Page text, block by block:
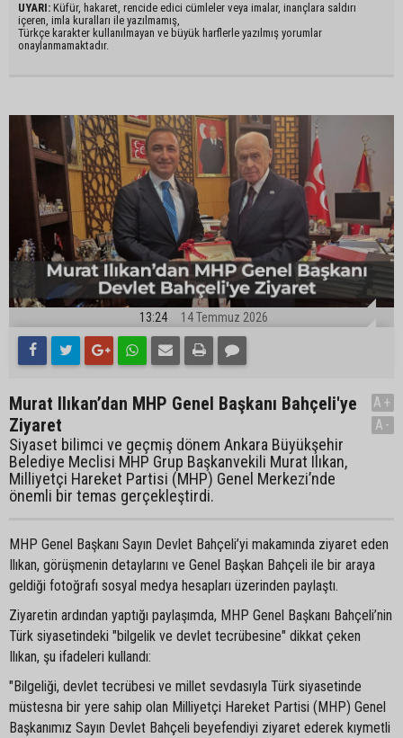
UYARI: Küfür, hakaret, rencide edici cümleler veya imalar, inançlara saldırı
içeren, imla kuralları ile yazılmamış,
Türkçe karakter kullanılmayan ve büyük harflerle yazılmış yorumlar
onaylanmamaktadır.
13:24 14 Temmuz 2026
Murat Ilıkan’dan MHP Genel Başkanı Bahçeli'ye
Ziyaret
Siyaset bilimci ve geçmiş dönem Ankara Büyükşehir
Belediye Meclisi MHP Grup Başkanvekili Murat Ilıkan,
Milliyetçi Hareket Partisi (MHP) Genel Merkezi’nde
önemli bir temas gerçekleştirdi.
A+
A-
MHP Genel Başkanı Sayın Devlet Bahçeli’yi makamında ziyaret eden
Ilıkan, görüşmenin detaylarını ve Genel Başkan Bahçeli ile bir araya
geldiği fotoğrafı sosyal medya hesapları üzerinden paylaştı.
Ziyaretin ardından yaptığı paylaşımda, MHP Genel Başkanı Bahçeli’nin
Türk siyasetindeki "bilgelik ve devlet tecrübesine" dikkat çeken
Ilıkan, şu ifadeleri kullandı:
"Bilgeliği, devlet tecrübesi ve millet sevdasıyla Türk siyasetinde
müstesna bir yere sahip olan Milliyetçi Hareket Partisi (MHP) Genel
Başkanımız Sayın Devlet Bahçeli beyefendiyi ziyaret ederek kıymetli